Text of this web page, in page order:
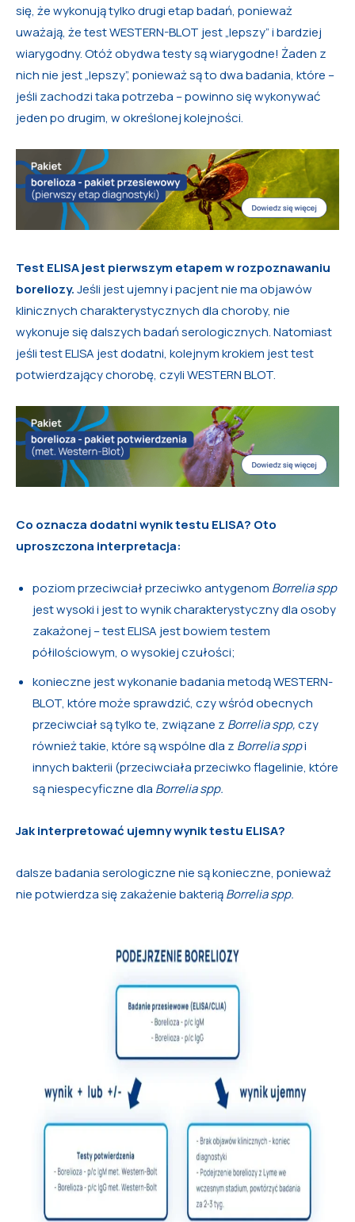
się, że wykonują tylko drugi etap badań, ponieważ
uważają, że test WESTERN-BLOT jest „lepszy” i bardziej
wiarygodny. Otóż obydwa testy są wiarygodne! Żaden z
nich nie jest „lepszy”, ponieważ są to dwa badania, które –
jeśli zachodzi taka potrzeba – powinno się wykonywać
jeden po drugim, w określonej kolejności.
Test ELISA jest pierwszym etapem w rozpoznawaniu
boreliozy.Jeśli jest ujemny i pacjent nie ma objawów
klinicznych charakterystycznych dla choroby, nie
wykonuje się dalszych badań serologicznych. Natomiast
jeśli test ELISA jest dodatni, kolejnym krokiem jest test
potwierdzający chorobę, czyli WESTERN BLOT.
Co oznacza dodatni wynik testu ELISA? Oto
uproszczona interpretacja:
poziom przeciwciał przeciwko antygenom Borrelia spp
jest wysoki i jest to wynik charakterystyczny dla osoby
zakażonej – test ELISA jest bowiem testem
półilościowym, o wysokiej czułości;
konieczne jest wykonanie badania metodą WESTERN-
BLOT, które może sprawdzić, czy wśród obecnych
przeciwciał są tylko te, związane z Borrelia spp,czy
również takie, które są wspólne dla z Borrelia sppi
innych bakterii (przeciwciała przeciwko flagelinie, które
są niespecyficzne dla Borrelia spp.
Jak interpretować ujemny wynik testu ELISA?
dalsze badania serologiczne nie są konieczne, ponieważ
nie potwierdza się zakażenie bakteriąBorrelia spp.